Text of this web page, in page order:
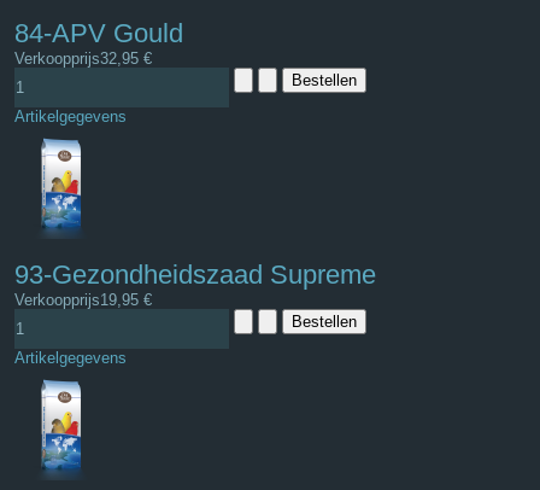
84-APV Gould
Verkoopprijs32,95 €
Artikelgegevens
93-Gezondheidszaad Supreme
Verkoopprijs19,95 €
Artikelgegevens